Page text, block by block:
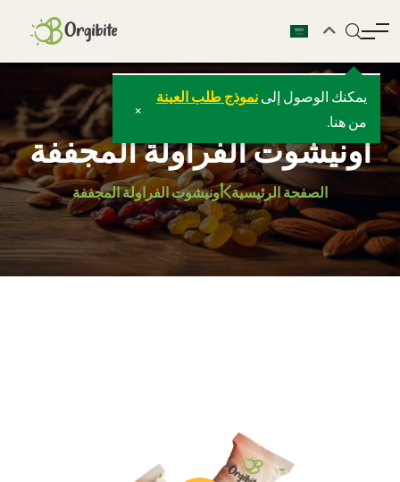
يمكنك الوصول إلى نموذج طلب العينة
من هنا.
×
أونيشوت الفراولة المجففة
أونيشوت الفراولة المجففة الصفحة الرئيسية